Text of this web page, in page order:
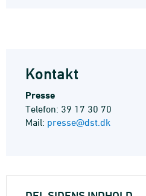
Kontakt
Presse
Telefon: 39 17 30 70
Mail: presse@dst.dk